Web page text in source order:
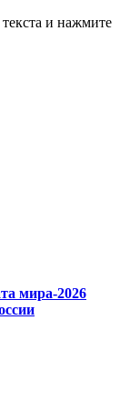
и нажмите
мира-2026